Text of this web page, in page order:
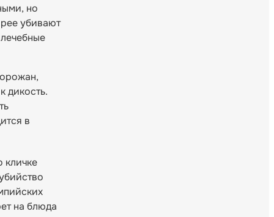
но
убивают
дикость.
в
кличке
на блюда